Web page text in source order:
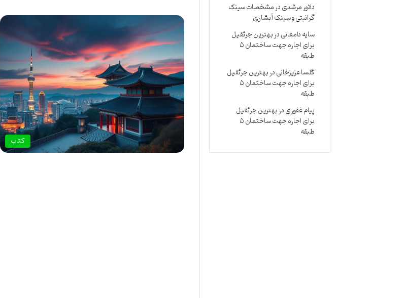
کتاب
دلاور مرشدیدرمشخصات سینک
گرانیتی و سینک آبشاری
سایه دامغانیدربهترین جرثقیل
برای اجاره جهت ساختمان ۵
طبقه
گلسا عزیزخانیدربهترین جرثقیل
برای اجاره جهت ساختمان ۵
طبقه
پیام غفوریدربهترین جرثقیل
برای اجاره جهت ساختمان ۵
طبقه